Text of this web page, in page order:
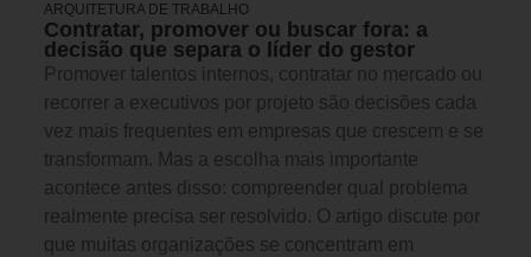
ARQUITETURA DE TRABALHO
Contratar, promover ou buscar fora: a
decisão que separa o líder do gestor
Promover talentos internos, contratar no mercado ou
recorrer a executivos por projeto são decisões cada
vez mais frequentes em empresas que crescem e se
transformam. Mas a escolha mais importante
acontece antes disso: compreender qual problema
realmente precisa ser resolvido. O artigo discute por
que muitas organizações se concentram em